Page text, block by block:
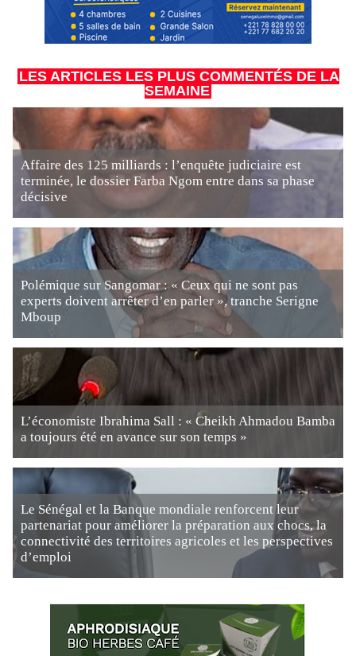
LES ARTICLES LES PLUS COMMENTÉS DE LA
SEMAINE
Affaire des 125 milliards : l’enquête judiciaire est
terminée, le dossier Farba Ngom entre dans sa phase
décisive
Polémique sur Sangomar : « Ceux qui ne sont pas
experts doivent arrêter d’en parler », tranche Serigne
Mboup
L’économiste Ibrahima Sall : « Cheikh Ahmadou Bamba
a toujours été en avance sur son temps »
Le Sénégal et la Banque mondiale renforcent leur
partenariat pour améliorer la préparation aux chocs, la
connectivité des territoires agricoles et les perspectives
d’emploi